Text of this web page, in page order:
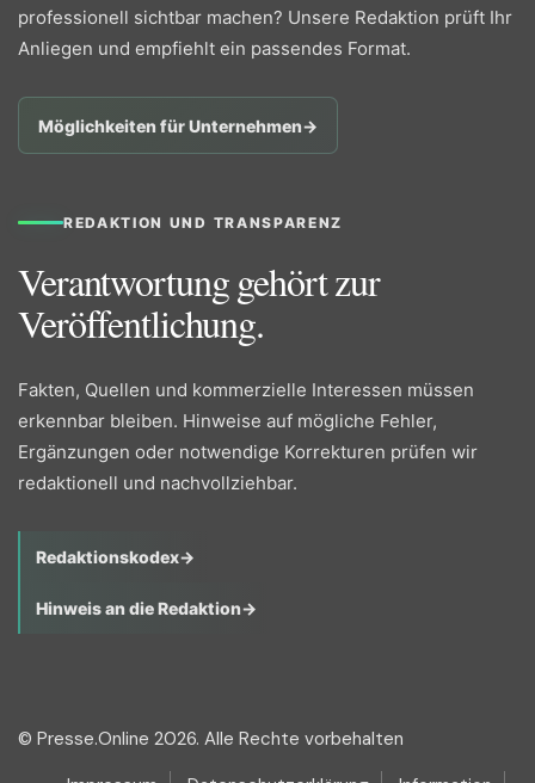
professionell sichtbar machen? Unsere Redaktion prüft Ihr
Anliegen und empfiehlt ein passendes Format.
Möglichkeiten für Unternehmen→
REDAKTION UND TRANSPARENZ
Verantwortung gehört zur
Veröffentlichung.
Fakten, Quellen und kommerzielle Interessen müssen
erkennbar bleiben. Hinweise auf mögliche Fehler,
Ergänzungen oder notwendige Korrekturen prüfen wir
redaktionell und nachvollziehbar.
Redaktionskodex→
Hinweis an die Redaktion→
© Presse.Online 2026. Alle Rechte vorbehalten